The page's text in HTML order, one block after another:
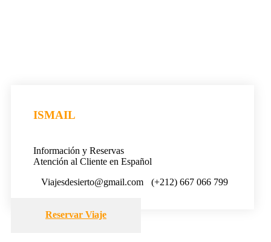
ISMAIL
Información y Reservas
Atención al Cliente en Español
Viajesdesierto@gmail.com
(+212) 667 066 799
Reservar Viaje